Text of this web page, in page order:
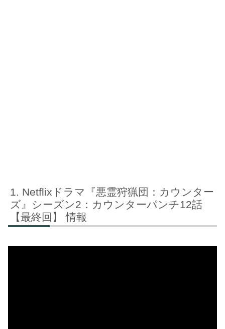
Netflixドラマ『悪霊狩猟団：カウンター
ズ』シーズン2：カウンターパンチ12話
【最終回】 情報